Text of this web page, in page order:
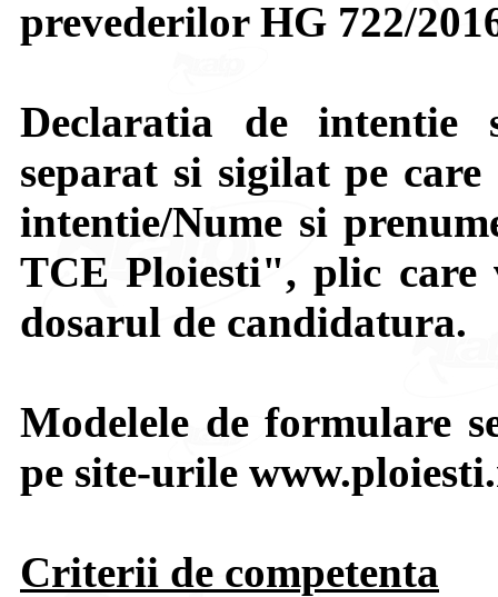
prevederilor HG 722/
Declaratia de
separat si sigilat pe
intentie/Nume si
TCE Ploiesti", plic
dosarul de candidatura.
Modelele de formulare
pe site-urile
Criterii de competenta